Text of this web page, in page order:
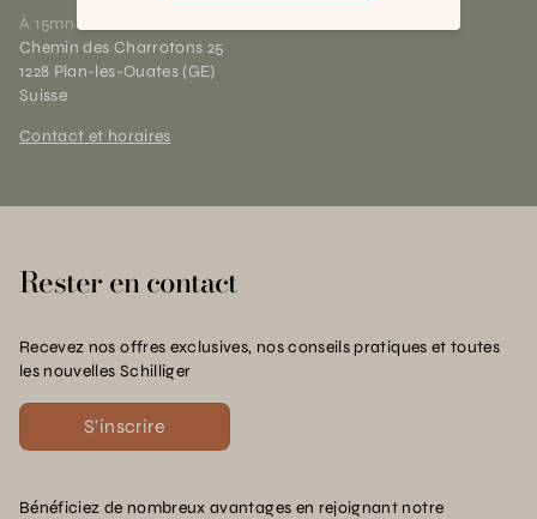
À 15mn du centre de Genève
Chemin des Charrotons 25
1228 Plan-les-Ouates (GE)
Suisse
Contact et horaires
Rester en contact
Recevez nos offres exclusives, nos conseils pratiques et toutes
les nouvelles Schilliger
S'inscrire
Bénéficiez de nombreux avantages en rejoignant notre